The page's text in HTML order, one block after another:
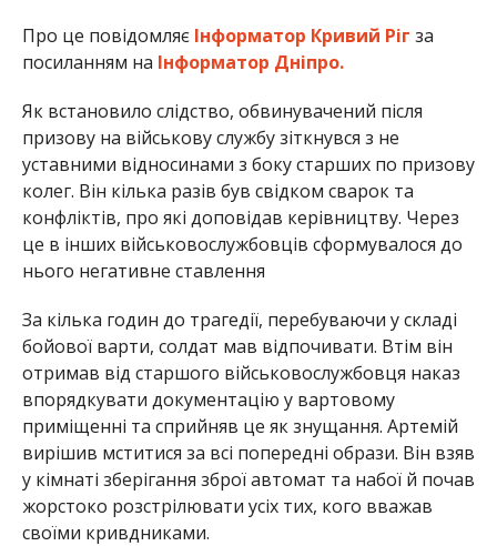
Про це повідомляє Інформатор Кривий Ріг за
посиланням на Інформатор Дніпро.
Як встановило слідство, обвинувачений після
призову на військову службу зіткнувся з не
уставними відносинами з боку старших по призову
колег. Він кілька разів був свідком сварок та
конфліктів, про які доповідав керівництву. Через
це в інших військовослужбовців сформувалося до
нього негативне ставлення
За кілька годин до трагедії, перебуваючи у складі
бойової варти, солдат мав відпочивати. Втім він
отримав від старшого військовослужбовця наказ
впорядкувати документацію у вартовому
приміщенні та сприйняв це як знущання. Артемій
вирішив мститися за всі попередні образи. Він взяв
у кімнаті зберігання зброї автомат та набої й почав
жорстоко розстрілювати усіх тих, кого вважав
своїми кривдниками.